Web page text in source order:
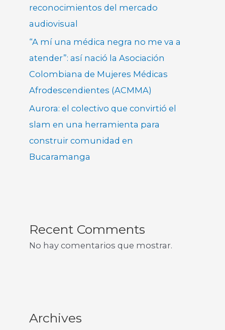
reconocimientos del mercado
audiovisual
“A mí una médica negra no me va a
atender”: así nació la Asociación
Colombiana de Mujeres Médicas
Afrodescendientes (ACMMA)
Aurora: el colectivo que convirtió el
slam en una herramienta para
construir comunidad en
Bucaramanga
Recent Comments
No hay comentarios que mostrar.
Archives